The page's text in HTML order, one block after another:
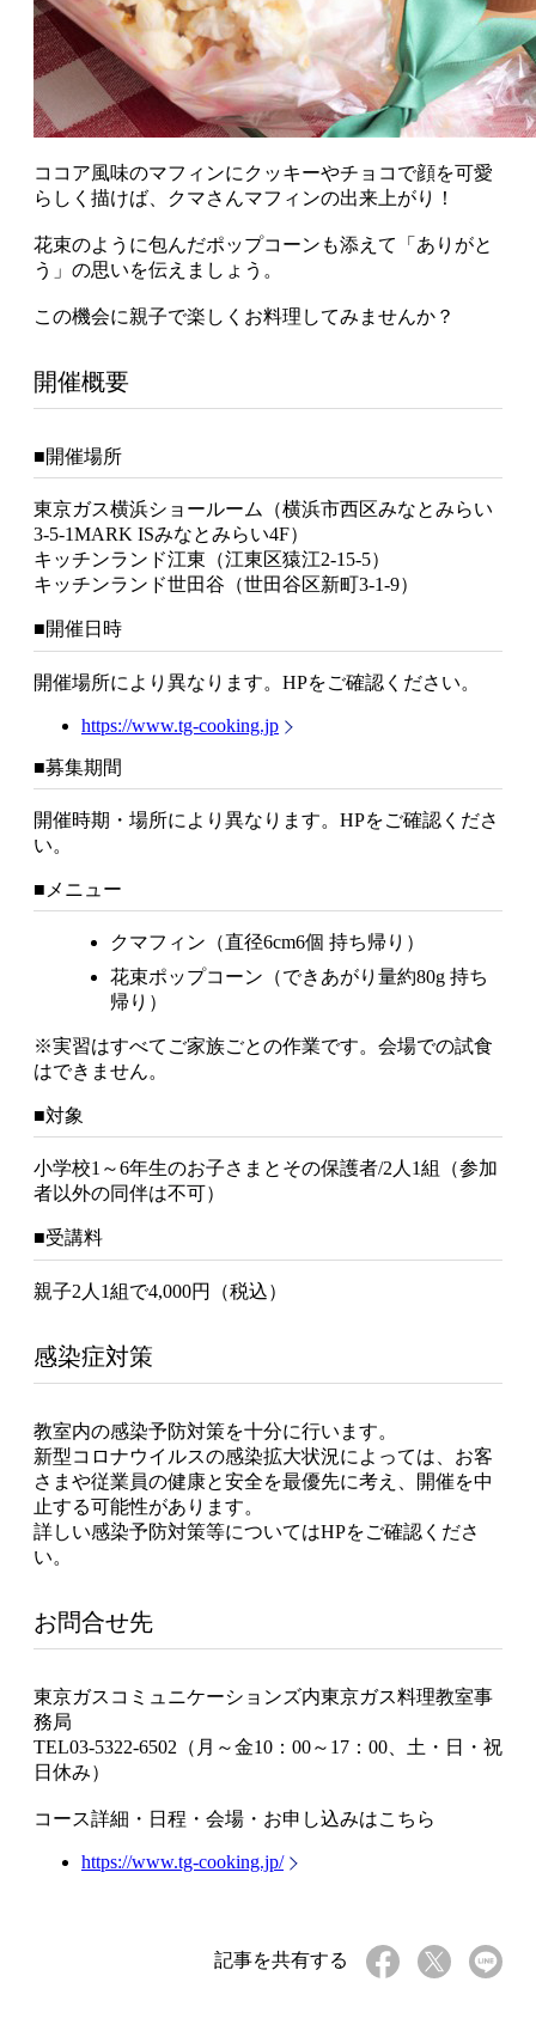
ココア風味のマフィンにクッキーやチョコで顔を可愛
らしく描けば、クマさんマフィンの出来上がり！
花束のように包んだポップコーンも添えて「ありがと
う」の思いを伝えましょう。
この機会に親子で楽しくお料理してみませんか？
開催概要
■開催場所
東京ガス横浜ショールーム（横浜市西区みなとみらい
3-5-1MARK ISみなとみらい4F）
キッチンランド江東（江東区猿江2-15-5）
キッチンランド世田谷（世田谷区新町3-1-9）
■開催日時
開催場所により異なります。HPをご確認ください。
https://www.tg-cooking.jp
■募集期間
開催時期・場所により異なります。HPをご確認くださ
い。
■メニュー
クマフィン（直径6cm6個 持ち帰り）
花束ポップコーン（できあがり量約80g 持ち
帰り）
※実習はすべてご家族ごとの作業です。会場での試食
はできません。
■対象
小学校1～6年生のお子さまとその保護者/2人1組（参加
者以外の同伴は不可）
■受講料
親子2人1組で4,000円（税込）
感染症対策
教室内の感染予防対策を十分に行います。
新型コロナウイルスの感染拡大状況によっては、お客
さまや従業員の健康と安全を最優先に考え、開催を中
止する可能性があります。
詳しい感染予防対策等についてはHPをご確認くださ
い。
お問合せ先
東京ガスコミュニケーションズ内東京ガス料理教室事
務局
TEL03-5322-6502（月～金10：00～17：00、土・日・祝
日休み）
コース詳細・日程・会場・お申し込みはこちら
https://www.tg-cooking.jp/
記事を共有する